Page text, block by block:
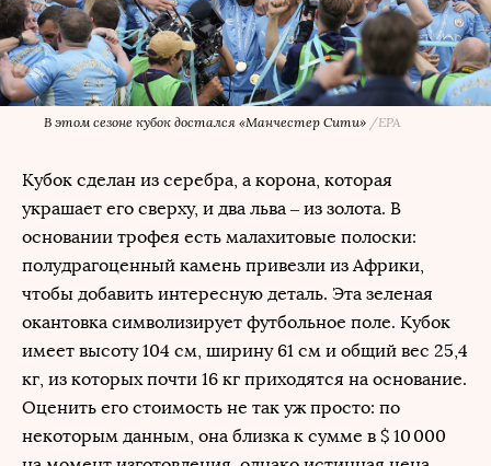
В этом сезоне кубок достался «Манчестер Сити» /EPA
Кубок сделан из серебра, а корона, которая
украшает его сверху, и два льва – из золота. В
основании трофея есть малахитовые полоски:
полудрагоценный камень привезли из Африки,
чтобы добавить интересную деталь. Эта зеленая
окантовка символизирует футбольное поле. Кубок
имеет высоту 104 см, ширину 61 см и общий вес 25,4
кг, из которых почти 16 кг приходятся на основание.
Оценить его стоимость не так уж просто: по
некоторым данным, она близка к сумме в $ 10 000